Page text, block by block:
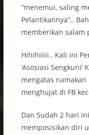
“menemui, saling
Pelantikannya”..
memberikan salam
Hihihiiiii.. Kali ini
‘Asosiasi Sengkuni’
mengatas namakan
menghujat di FB
Dan Sudah 2 hari
memposisikan diri